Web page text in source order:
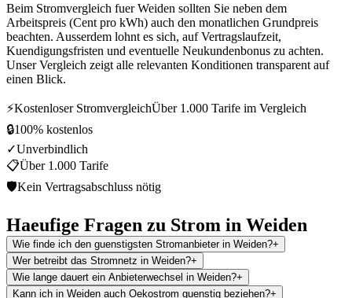
Beim Stromvergleich fuer Weiden sollten Sie neben dem
Arbeitspreis (Cent pro kWh) auch den monatlichen Grundpreis
beachten. Ausserdem lohnt es sich, auf Vertragslaufzeit,
Kuendigungsfristen und eventuelle Neukundenbonus zu achten.
Unser Vergleich zeigt alle relevanten Konditionen transparent auf
einen Blick.
⚡Kostenloser StromvergleichÜber 1.000 Tarife im Vergleich
🔒100% kostenlos
✓Unverbindlich
📋Über 1.000 Tarife
🛡Kein Vertragsabschluss nötig
Haeufige Fragen zu Strom in Weiden
Wie finde ich den guenstigsten Stromanbieter in Weiden?+
Wer betreibt das Stromnetz in Weiden?+
Wie lange dauert ein Anbieterwechsel in Weiden?+
Kann ich in Weiden auch Oekostrom guenstig beziehen?+